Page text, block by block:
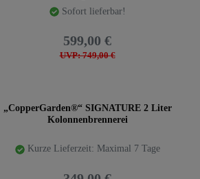
Sofort lieferbar!
UVP: 749,00 €
599,00 €
„CopperGarden®“ SIGNATURE 2 Liter
Kolonnenbrennerei
Kurze Lieferzeit: Maximal 7 Tage